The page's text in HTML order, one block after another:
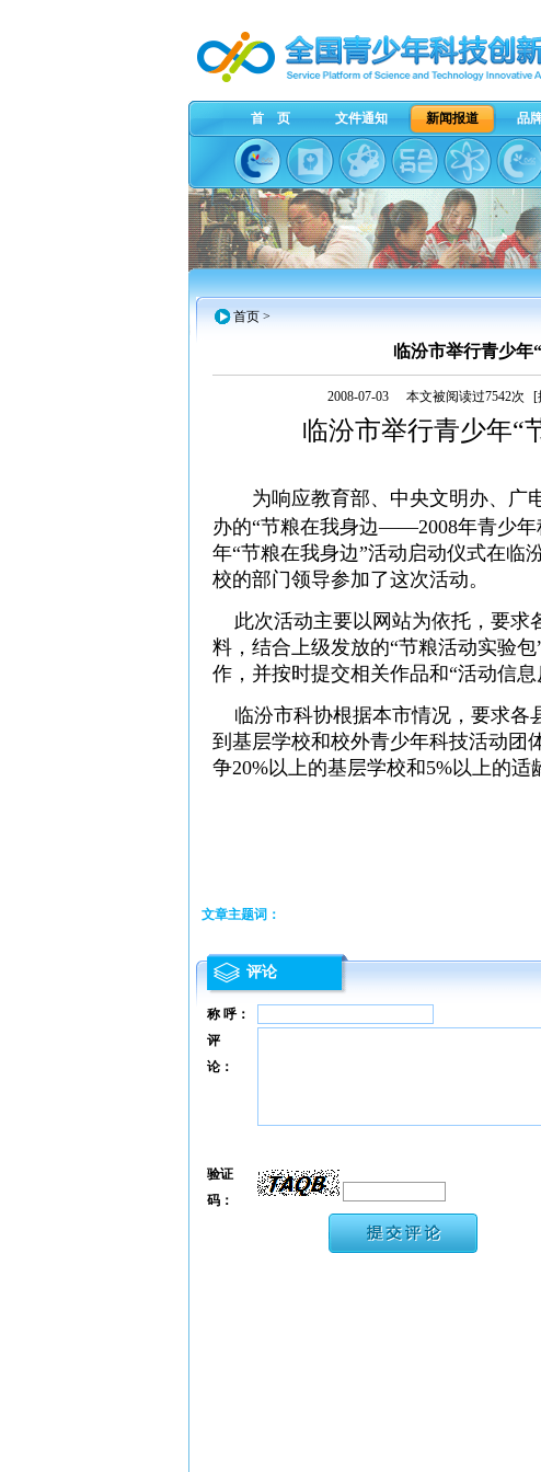
首 页 文件通知 新闻报道 品
首页 >
临汾市举行青少年
2008-07-03 本文被阅读过7542次 [
临汾市举行青少年“
为响应教育部、中央文明办、广
办的“节粮在我身边——2008年青少年
年“节粮在我身边”活动启动仪式在临
校的部门领导参加了这次活动。
此次活动主要以网站为依托，要求
料，结合上级发放的“节粮活动实验
作，并按时提交相关作品和“活动信息
临汾市科协根据本市情况，要求各
到基层学校和校外青少年科技活动团
争20%以上的基层学校和5%以上的适
文章主题词：
评论
称 呼：
评
论：
验证
码：